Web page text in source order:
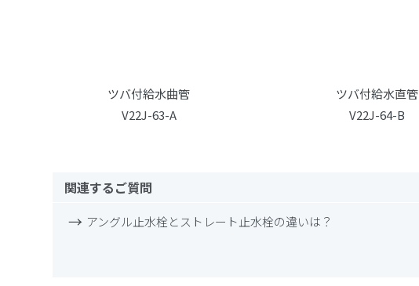
ツバ付給水曲管
V22J-63-A
ツバ付給水直管
V22J-64-B
関連するご質問
アングル止水栓とストレート止水栓の違いは？